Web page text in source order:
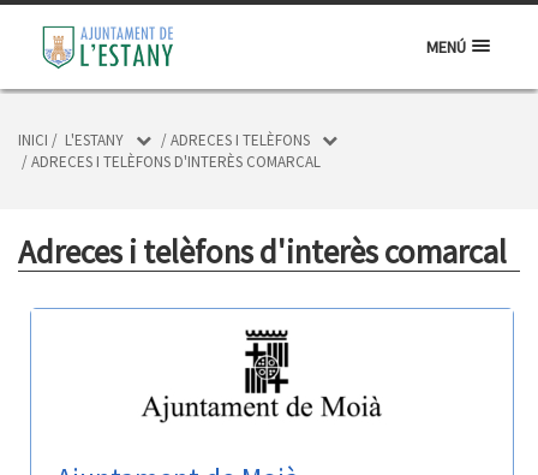
MENÚ
INICI / L'ESTANY /ADRECES I TELÈFONS
/ADRECES I TELÈFONS D'INTERÈS COMARCAL
Adreces i telèfons d'interès comarcal